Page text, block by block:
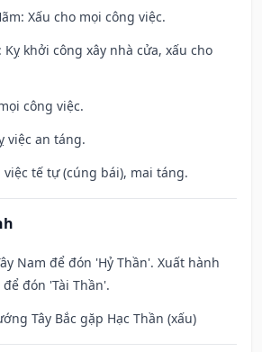
Xấu cho mọi công việc.
Kỵ khởi công xây nhà cửa, xấu cho
công việc.
việc an táng.
việc tế tự (cúng bái), mai táng.
Nam để đón 'Hỷ Thần'. Xuất hành
đón 'Tài Thần'.
Tây Bắc gặp Hạc Thần (xấu)